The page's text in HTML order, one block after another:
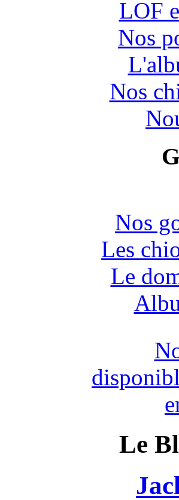
LOF
Nos
Nos
Nos
Les
Le
Le